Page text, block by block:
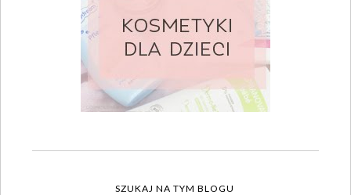
SZUKAJ NA TYM BLOGU